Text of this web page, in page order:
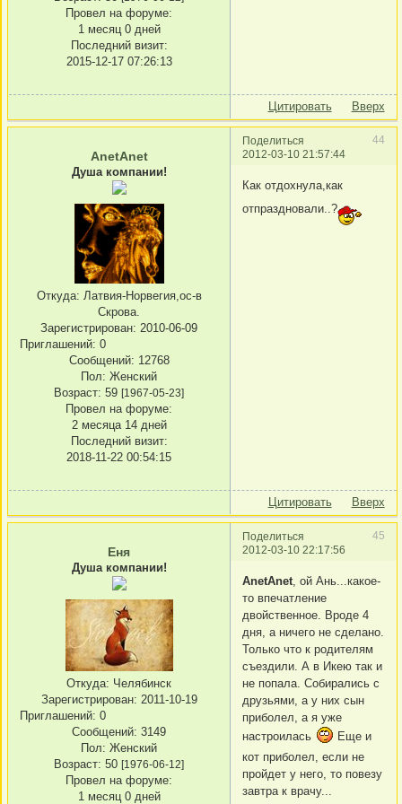
Провел на форуме:
1 месяц 0 дней
Последний визит:
2015-12-17 07:26:13
Цитировать Вверх
Поделиться
44
2012-03-10 21:57:44
AnetAnet
Душа компании!
Откуда: Латвия-Норвегия,ос-в
Скрова.
Зарегистрирован: 2010-06-09
Приглашений: 0
Сообщений: 12768
Пол: Женский
Возраст: 59 [1967-05-23]
Провел на форуме:
2 месяца 14 дней
Последний визит:
2018-11-22 00:54:15
Как отдохнула,как
отпраздновали..?
Цитировать Вверх
Поделиться
45
2012-03-10 22:17:56
Еня
Душа компании!
Откуда: Челябинск
Зарегистрирован: 2011-10-19
Приглашений: 0
Сообщений: 3149
Пол: Женский
Возраст: 50 [1976-06-12]
Провел на форуме:
1 месяц 0 дней
AnetAnet, ой Ань...какое-
то впечатление
двойственное. Вроде 4
дня, а ничего не сделано.
Только что к родителям
съездили. А в Икею так и
не попала. Собирались с
друзьями, а у них сын
приболел, а я уже
настроилась
Еще и
кот приболел, если не
пройдет у него, то повезу
завтра к врачу...